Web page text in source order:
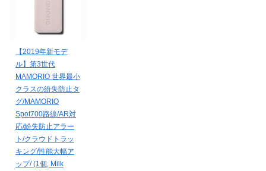
【2019年新モデ
ル】第3世代
MAMORIO 世界最小
クラスの紛失防止タ
グ/MAMORIO
Spot700路線/AR対
応/紛失防止アラー
ト/クラウドトラッ
キング/性能大幅ア
ップ/ (1個, Milk